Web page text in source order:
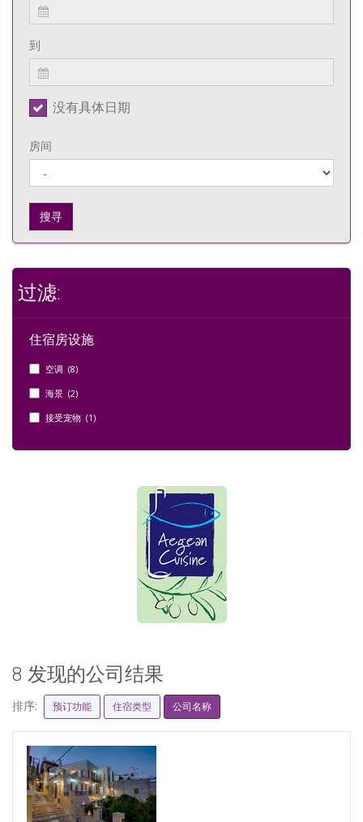
到
没有具体日期
房间
搜寻
过滤:
住宿房设施
空调 (8)
海景 (2)
接受宠物 (1)
8 发现的公司结果
排序: 预订功能 住宿类型 公司名称